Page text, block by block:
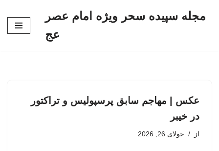
مجله سپیده سحر ویژه امام عصر
عج
عکس | مهاجم سابق پرسپولیس و تراکتور
در خیبر
از جولای 26, 2026